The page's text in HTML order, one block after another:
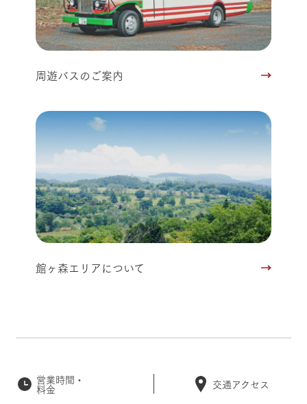
周遊バスのご案内
館ヶ森エリアについて
営業時間・
料金 交通アクセス